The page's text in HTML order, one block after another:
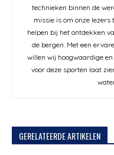
technieken binnen de
missie is om onze
helpen bij het ontdekken
de bergen. Met een
willen wij hoogwaardige
voor deze sporten laat
GERELATEERDE ARTIKELEN